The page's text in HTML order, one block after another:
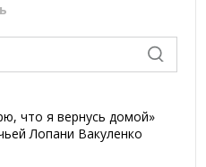
что я вернусь домой»
Лопани Вакуленко